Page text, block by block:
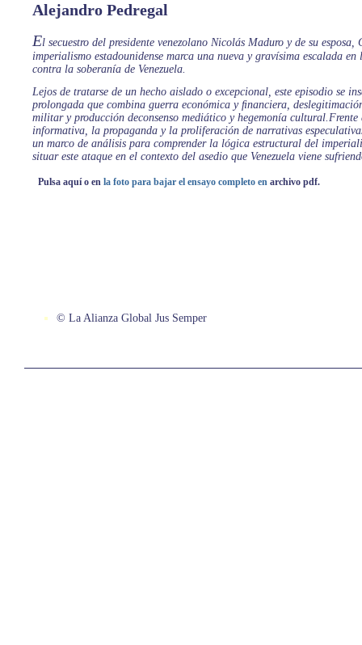
Alejandro Pedregal
El secuestro del presidente venezolano Nicolás Maduro y de su
imperialismo estadounidense marca una nueva y gravísima escalada en
contra la soberanía de Venezuela.
Lejos de tratarse de un hecho aislado o excepcional, este episodio se
prolongada que combina guerra económica y ﬁnanciera,
militar y producción deconsenso mediático y hegemonía
informativa, la propaganda y la proliferación de narrativas
un marco de análisis para comprender la lógica estructural del
situar este ataque en el contexto del asedio que Venezuela viene
Pulsa aquí o en la foto para bajar el ensayo completo en archivo pdf.
© La Alianza Global Jus Semper